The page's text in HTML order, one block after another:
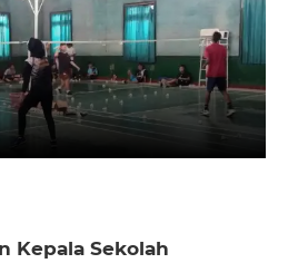
Kepala Sekolah